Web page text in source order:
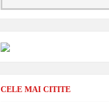
CELE MAI CITITE